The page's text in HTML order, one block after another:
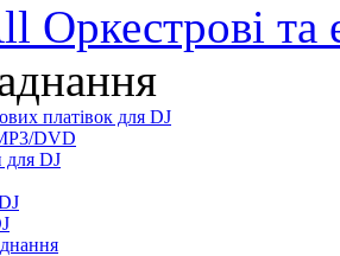
Оркестрові та
платівок для DJ
DVD
для DJ